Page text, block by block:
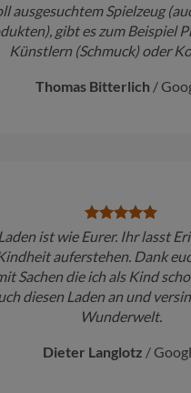
ausgesuchtem Spielzeug
gibt es zum Beispiel
Künstlern (Schmuck) oder
Thomas Bitterlich /
ist wie Eurer. Ihr lasst
auferstehen. Dank
Sachen die ich als Kind
diesen Laden an und
Wunderwelt.
Dieter Langlotz /